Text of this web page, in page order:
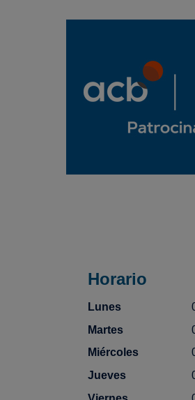
Horario
Lunes
Martes
Miércoles
Jueves